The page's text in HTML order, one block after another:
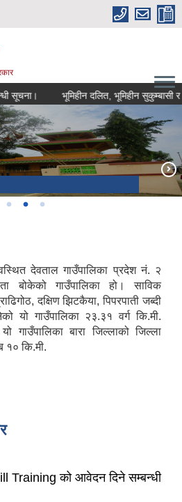
भूमिहीन दलित, भूमिहीन सुकुम्बासी र
देवताल गाउँपालिका प्रदेश नं. २
बोकेको गाउँपालिका हो। साविक
दक्षिण झिटकैया, पिपरपाती जब्दी
यो गाउँपालिका २३.३१ वर्ग कि.मी.
गाउँपालिका बारा जिल्लाको जिल्ला
१० कि.मी.
Training को आवेदन दिने सम्बन्धी